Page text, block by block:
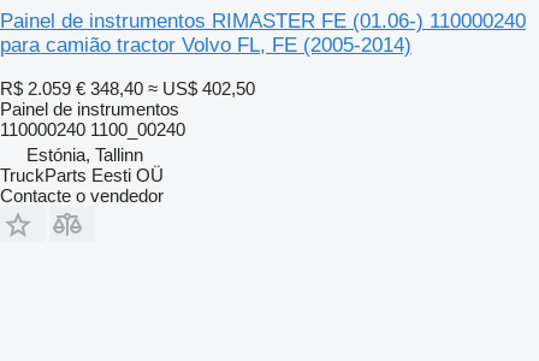
Painel de instrumentos RIMASTER FE (01.06-) 110000240
para camião tractor Volvo FL, FE (2005-2014)
R$ 2.059 € 348,40 ≈ US$ 402,50
Painel de instrumentos
110000240 1100_00240
Estónia, Tallinn
TruckParts Eesti OÜ
Contacte o vendedor